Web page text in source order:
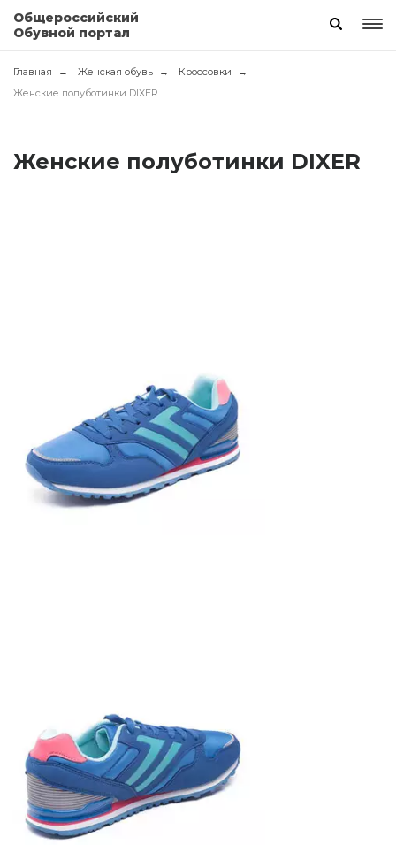
Общероссийский
Обувной портал
Главная Женская обувь
Кроссовки
Женские полуботинки DIXER
Женские полуботинки DIXER